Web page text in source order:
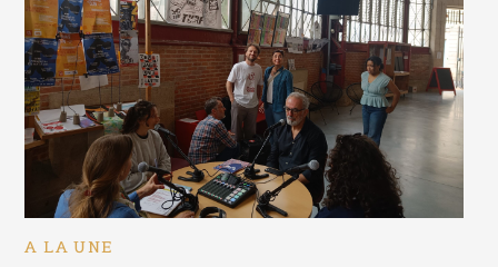
A LA UNE